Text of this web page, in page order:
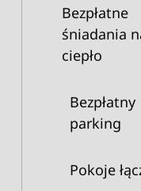
Bezpłatne
śniadania
ciepło
Bezpłatny
parking
Pokoje